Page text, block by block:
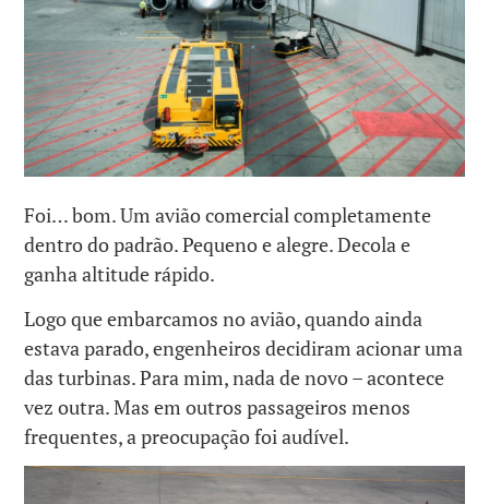
Foi… bom. Um avião comercial completamente
dentro do padrão. Pequeno e alegre. Decola e
ganha altitude rápido.
Logo que embarcamos no avião, quando ainda
estava parado, engenheiros decidiram acionar uma
das turbinas. Para mim, nada de novo – acontece
vez outra. Mas em outros passageiros menos
frequentes, a preocupação foi audível.